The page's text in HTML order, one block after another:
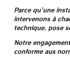
Parce qu’une
intervenons à
technique, pose
Notre
conforme aux